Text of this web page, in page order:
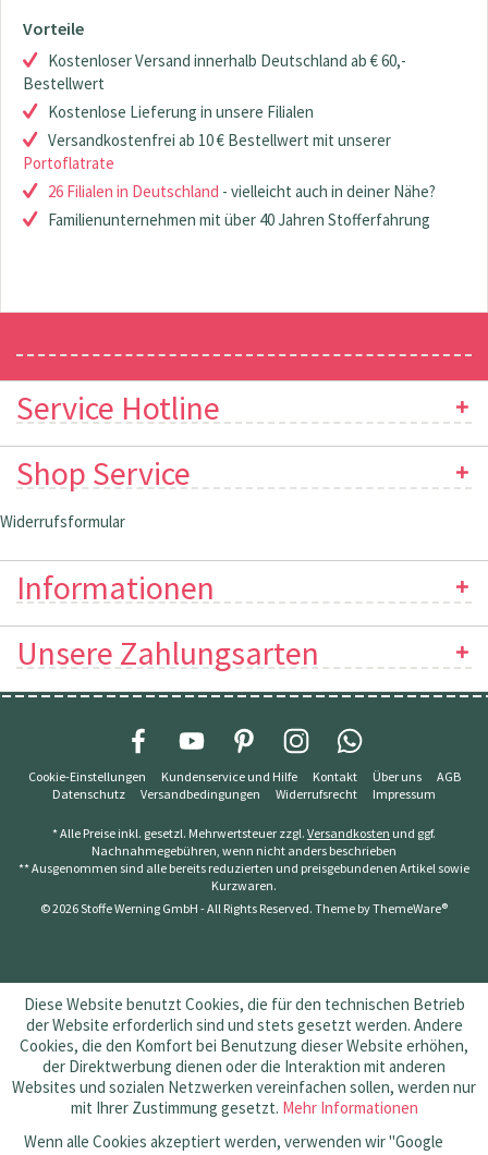
Vorteile
Kostenloser Versand innerhalb Deutschland ab € 60,-
Bestellwert
Kostenlose Lieferung in unsere Filialen
Versandkostenfrei ab 10 € Bestellwert mit unserer
Portoflatrate
26 Filialen in Deutschland - vielleicht auch in deiner Nähe?
Familienunternehmen mit über 40 Jahren Stofferfahrung
Service Hotline
Shop Service
Widerrufsformular
Informationen
Unsere Zahlungsarten
Cookie-Einstellungen Kundenservice und Hilfe Kontakt Über uns
AGB
Datenschutz
Versandbedingungen Widerrufsrecht Impressum
* Alle Preise inkl. gesetzl. Mehrwertsteuer zzgl. Versandkosten und ggf.
Nachnahmegebühren, wenn nicht anders beschrieben
** Ausgenommen sind alle bereits reduzierten und preisgebundenen Artikel sowie
Kurzwaren.
© 2026 Stoffe Werning GmbH - All Rights Reserved. Theme byThemeWare®
Diese Website benutzt Cookies, die für den technischen Betrieb
der Website erforderlich sind und stets gesetzt werden. Andere
Cookies, die den Komfort bei Benutzung dieser Website erhöhen,
der Direktwerbung dienen oder die Interaktion mit anderen
Websites und sozialen Netzwerken vereinfachen sollen, werden nur
mit Ihrer Zustimmung gesetzt. Mehr Informationen
Wenn alle Cookies akzeptiert werden, verwenden wir "Google